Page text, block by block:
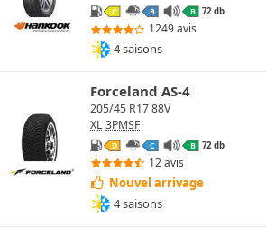
C B B 72 db
1249 avis
4 saisons
Forceland AS-4
205/45 R17 88V
XL 3PMSF
D C B 72 db
12 avis
Nouvel arrivage
4 saisons